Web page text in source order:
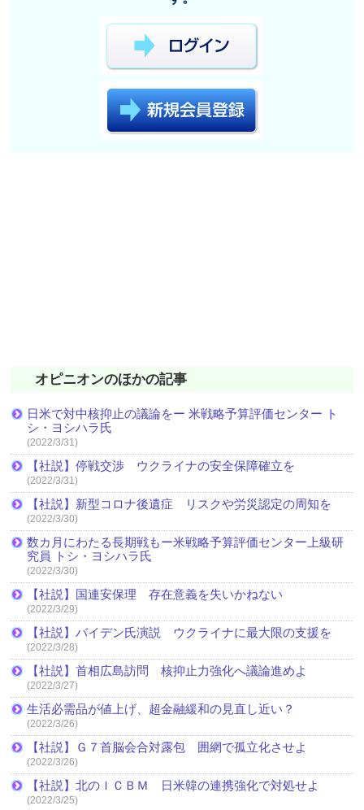
オピニオンのほかの記事
日米で対中核抑止の議論をー 米戦略予算評価センター ト
シ・ヨシハラ氏
(2022/3/31)
【社説】停戦交渉 ウクライナの安全保障確立を
(2022/3/31)
【社説】新型コロナ後遺症 リスクや労災認定の周知を
(2022/3/30)
数カ月にわたる長期戦もー米戦略予算評価センター上級研
究員 トシ・ヨシハラ氏
(2022/3/30)
【社説】国連安保理 存在意義を失いかねない
(2022/3/29)
【社説】バイデン氏演説 ウクライナに最大限の支援を
(2022/3/28)
【社説】首相広島訪問 核抑止力強化へ議論進めよ
(2022/3/27)
生活必需品が値上げ、超金融緩和の見直し近い？
(2022/3/26)
【社説】Ｇ７首脳会合対露包 囲網で孤立化させよ
(2022/3/26)
【社説】北のＩＣＢＭ 日米韓の連携強化で対処せよ
(2022/3/25)